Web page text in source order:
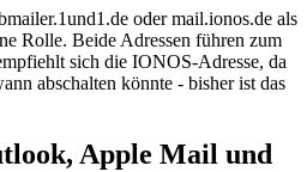
oder mail.ionos.de als
Rolle. Beide Adressen führen zum
sich die IONOS-Adresse, da
abschalten könnte - bisher ist das
Apple Mail und